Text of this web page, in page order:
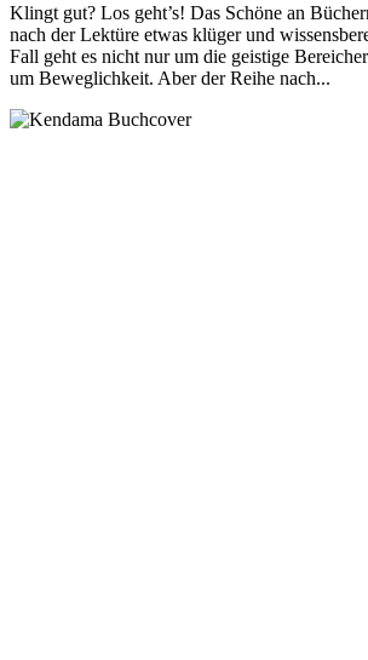
Klingt gut? Los geht’s! Das Schöne an
nach der Lektüre etwas klüger und
Fall geht es nicht nur um die geistige
um Beweglichkeit. Aber der Reihe nach...